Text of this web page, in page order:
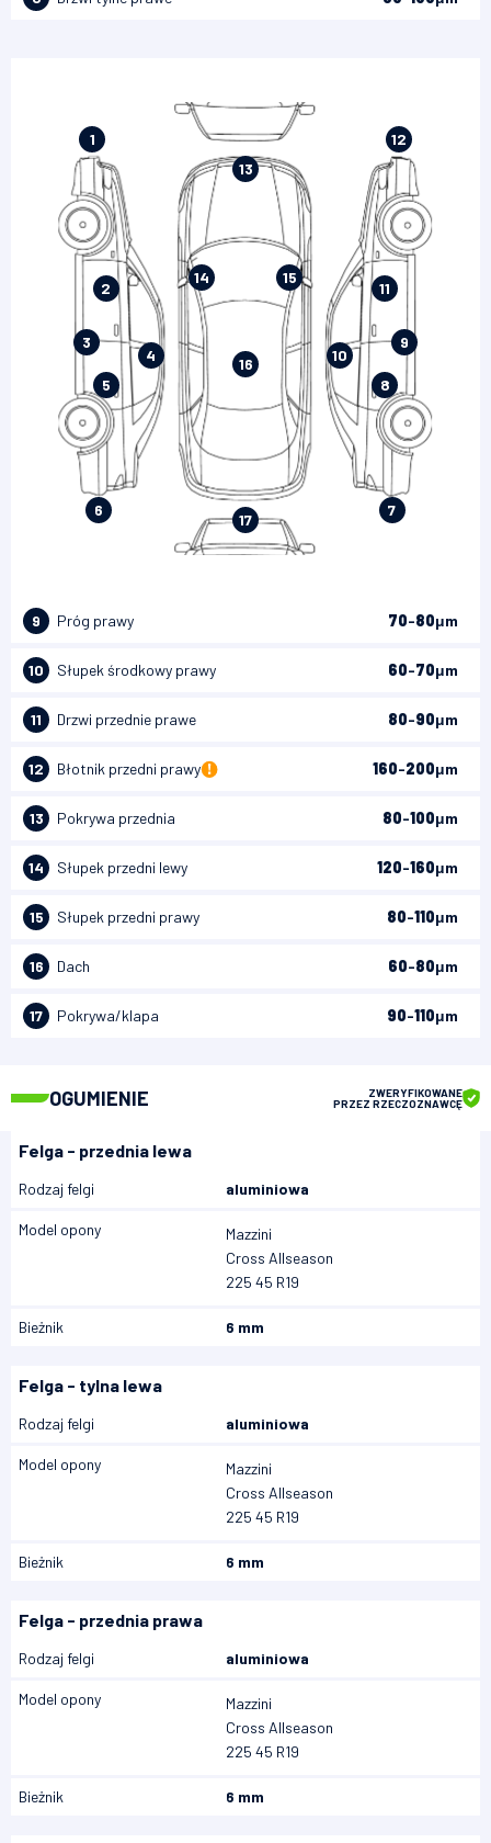
1
2
3
4
5
6 7
8
9
10
11
12
13
14 15
16
17
9 Próg prawy 70-80μm
10 Słupek środkowy prawy 60-70μm
11 Drzwi przednie prawe 80-90μm
12 Błotnik przedni prawy 160-200μm
200-300
300-500
13 Pokrywa przednia 80-100μm
14 Słupek przedni lewy 120-160μm
15 Słupek przedni prawy 80-110μm
16 Dach 60-80μm
17 Pokrywa/klapa 90-110μm
OGUMIENIE
ZWERYFIKOWANE
PRZEZ RZECZOZNAWCĘ
Felga - przednia lewa
Rodzaj felgi aluminiowa
Model opony
Mazzini
Cross Allseason
225 45 R19
Bieżnik 6 mm
Felga - tylna lewa
Rodzaj felgi aluminiowa
Model opony
Mazzini
Cross Allseason
225 45 R19
Bieżnik 6 mm
Felga - przednia prawa
Rodzaj felgi aluminiowa
Model opony
Mazzini
Cross Allseason
225 45 R19
Bieżnik 6 mm